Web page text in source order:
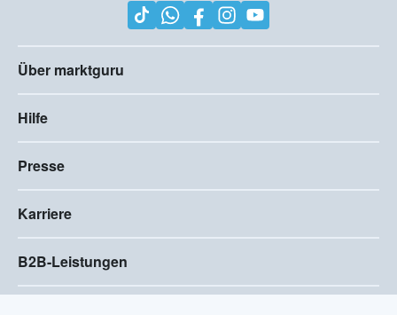
Über marktguru
Hilfe
Presse
Karriere
B2B-Leistungen